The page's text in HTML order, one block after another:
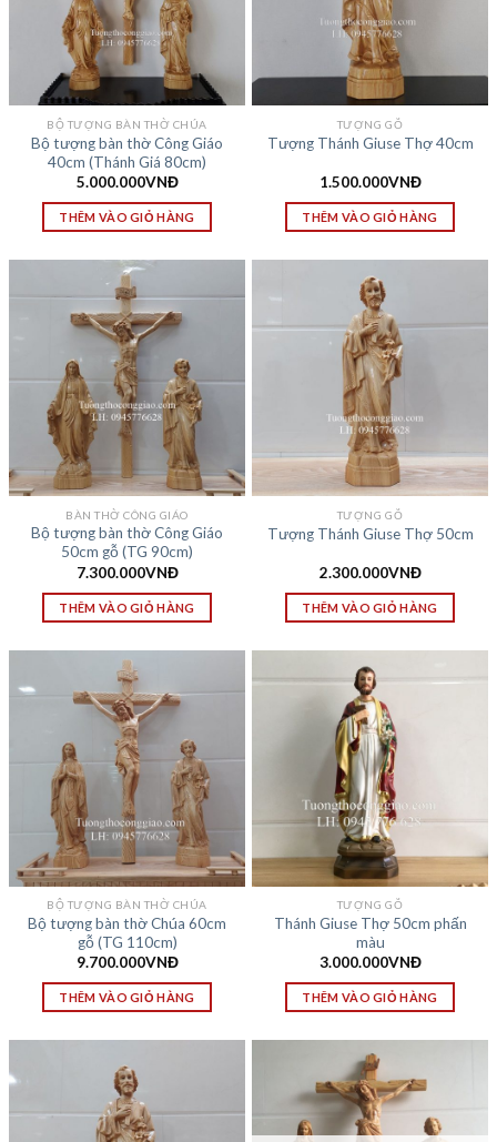
BỘ TƯỢNG BÀN THỜ CHÚA
Bộ tượng bàn thờ Công Giáo
40cm (Thánh Giá 80cm)
5.000.000VNĐ
THÊM VÀO GIỎ HÀNG
TƯỢNG GỖ
Tượng Thánh Giuse Thợ 40cm
1.500.000VNĐ
THÊM VÀO GIỎ HÀNG
BÀN THỜ CÔNG GIÁO
Bộ tượng bàn thờ Công Giáo
50cm gỗ (TG 90cm)
7.300.000VNĐ
THÊM VÀO GIỎ HÀNG
TƯỢNG GỖ
Tượng Thánh Giuse Thợ 50cm
2.300.000VNĐ
THÊM VÀO GIỎ HÀNG
BỘ TƯỢNG BÀN THỜ CHÚA
Bộ tượng bàn thờ Chúa 60cm
gỗ (TG 110cm)
9.700.000VNĐ
THÊM VÀO GIỎ HÀNG
TƯỢNG GỖ
Thánh Giuse Thợ 50cm phấn
màu
3.000.000VNĐ
THÊM VÀO GIỎ HÀNG